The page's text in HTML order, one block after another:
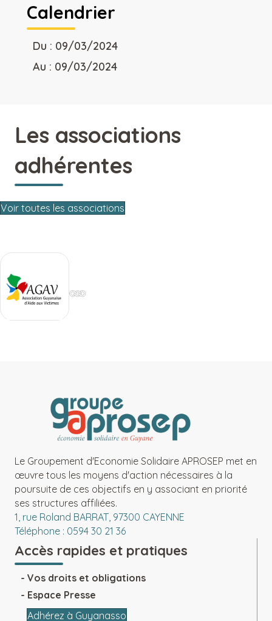
Calendrier
Du : 09/03/2024
Au : 09/03/2024
Les associations
adhérentes
Voir toutes les associations
Le Groupement d'Economie Solidaire APROSEP met en
œuvre tous les moyens d'action nécessaires à la
poursuite de ces objectifs en y associant en priorité
ses structures affiliées.
1, rue Roland BARRAT, 97300 CAYENNE
Téléphone : 0594 30 21 36
Accès rapides et pratiques
Vos droits et obligations
Espace Presse
Adhérez à Guyanasso